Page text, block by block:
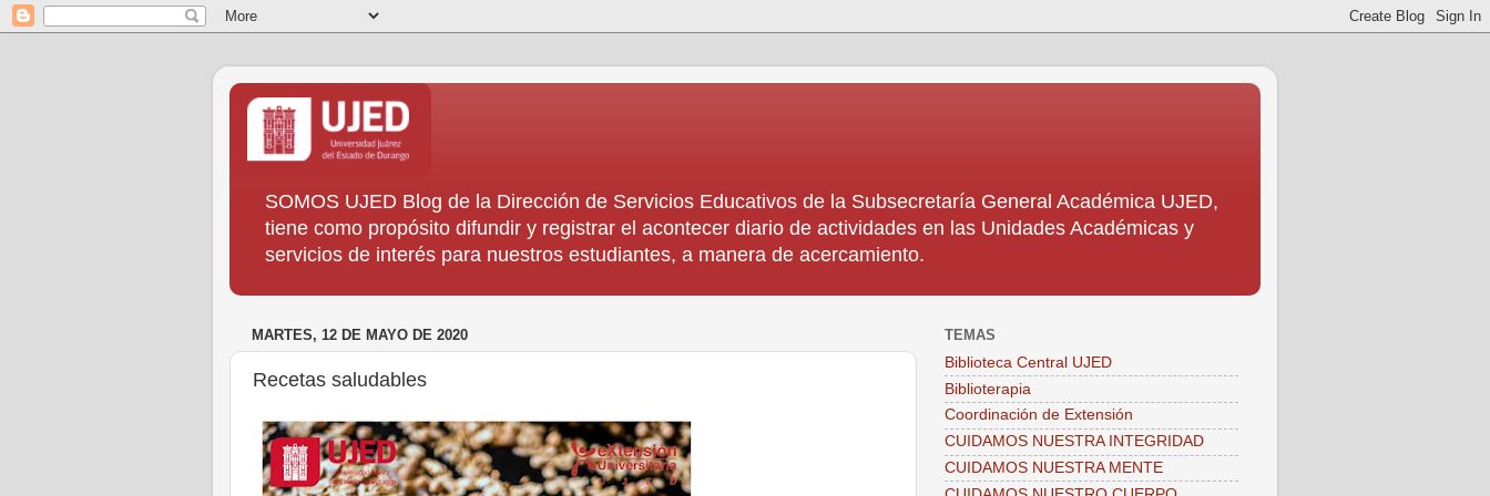
SOMOS UJED Blog de la Dirección de Servicios Educativos de la Subsecretaría General Académica UJED,
tiene como propósito difundir y registrar el acontecer diario de actividades en las Unidades Académicas y
servicios de interés para nuestros estudiantes, a manera de acercamiento.
MARTES, 12 DE MAYO DE 2020
Recetas saludables
TEMAS
Biblioteca Central UJED
Biblioterapia
Coordinación de Extensión
CUIDAMOS NUESTRA INTEGRIDAD
CUIDAMOS NUESTRA MENTE